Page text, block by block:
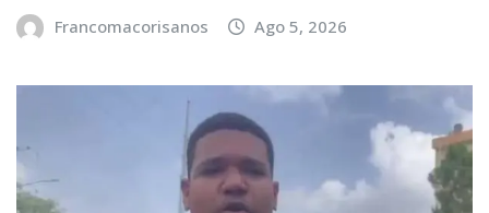
Francomacorisanos Ago 5, 2026